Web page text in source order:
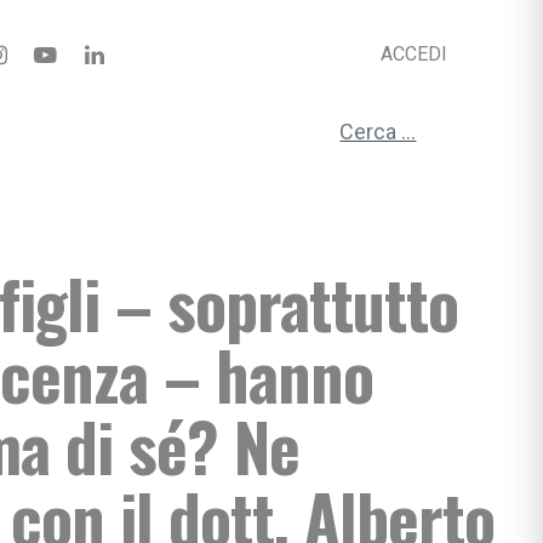
ACCEDI
Ricerca per:
– soprattutto
– hanno
di sé? Ne
il dott. Alberto